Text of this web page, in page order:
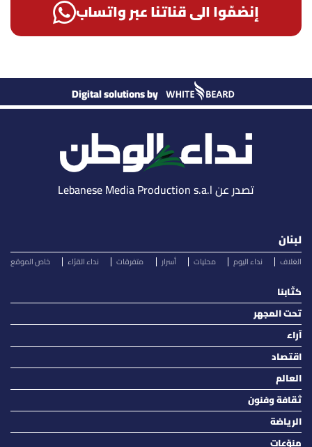
إنضمّوا الى قناتنا عبر واتساب
Digital solutions by
تصدر عن Lebanese Media Production s.a.l
لبنان
الغلاف نداء اليوم محليات أسرار متفرقات نداء القرّاء خاص الموقع
كتّابنا
تحت المجهر
آراء
اقتصاد
العالم
ثقافة وفنون
الرياضة
منوّعات